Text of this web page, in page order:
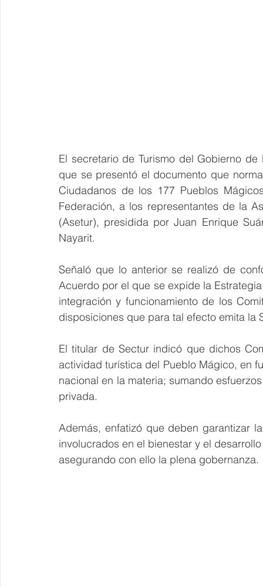
El secretario de Turismo del Gobierno
que se presentó el documento que
Ciudadanos de los 177 Pueblos
Federación, a los representantes de la
(Asetur), presidida por Juan Enrique
Nayarit.
Señaló que lo anterior se realizó de
Acuerdo por el que se expide la
integración y funcionamiento de los
disposiciones que para tal efecto emita la
El titular de Sectur indicó que dichos
actividad turística del Pueblo Mágico, en
nacional en la materia; sumando
privada.
Además, enfatizó que deben garantizar
involucrados en el bienestar y el
asegurando con ello la plena gobernanza.